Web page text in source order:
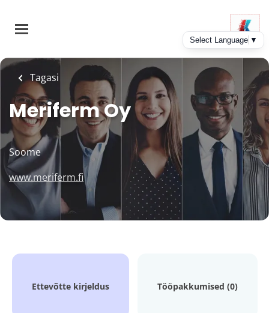
main
Tagasi
Meriferm Oy
Soome
www.meriferm.fi
Ettevõtte kirjeldus Tööpakkumised (0)